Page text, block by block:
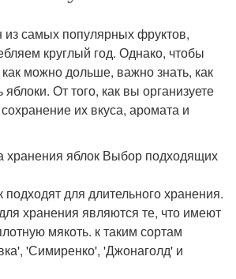
самых популярных фруктов,
круглый год. Однако, чтобы
можно дольше, важно знать, как
От того, как вы организуете
их вкуса, аромата и
яблок Выбор подходящих
подходят для длительного хранения.
хранения являются те, что имеют
мякоть. к таким сортам
'Симиренко', 'Джонаголд' и